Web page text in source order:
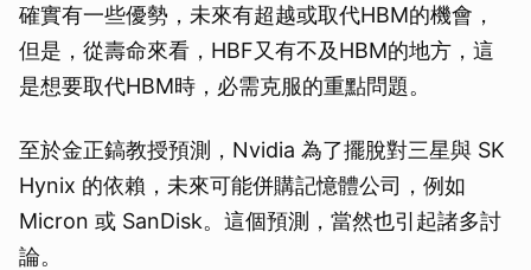
確實有一些優勢，未來有超越或取代HBM的機會，
但是，從壽命來看，HBF又有不及HBM的地方，這
是想要取代HBM時，必需克服的重點問題。
至於金正鎬教授預測，Nvidia 為了擺脫對三星與 SK
Hynix 的依賴，未來可能併購記憶體公司，例如
Micron 或 SanDisk。這個預測，當然也引起諸多討
論。